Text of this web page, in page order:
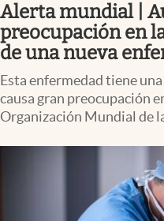
Pc y celular
Vida y estilo
Tv
Clima
abre en nueva pestaña
México
Alerta mundial |
preocupación en
de una nueva
Esta enfermedad tiene
causa gran preocupación
Organización Mundial de